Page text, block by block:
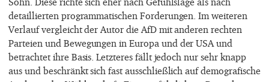
detaillierten programmatischen Forderungen. Im weiteren
Verlauf vergleicht der Autor die AfD mit anderen rechten
Parteien und Bewegungen in Europa und der USA und
betrachtet ihre Basis. Letzteres fällt jedoch nur sehr knapp
aus und beschränkt sich fast ausschließlich auf demografische